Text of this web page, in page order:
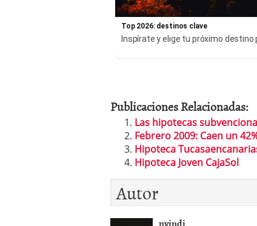
Top 2026: destinos clave
Inspírate y elige tu próximo destino
Publicaciones Relacionadas:
Las hipotecas
Febrero 2009: Caen un
Hipoteca
Hipoteca Joven CajaSol
Autor
nvindi